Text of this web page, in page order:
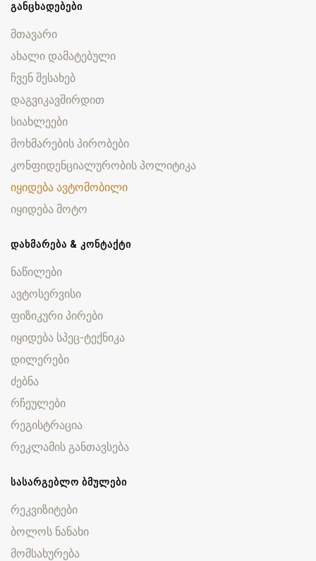
ᲒᲐᲜᲪᲮᲐᲓᲔᲑᲔᲑᲘ
მთავარი
ახალი დამატებული
ჩვენ შესახებ
დაგვიკავშირდით
სიახლეები
მოხმარების პირობები
კონფიდენციალურობის პოლიტიკა
იყიდება ავტომობილი
იყიდება მოტო
ᲓᲐᲮᲛᲐᲠᲔᲑᲐ & ᲙᲝᲜᲢᲐᲥᲢᲘ
ნაწილები
ავტოსერვისი
ფიზიკური პირები
იყიდება სპეც-ტექნიკა
დილერები
ძებნა
რჩეულები
რეგისტრაცია
რეკლამის განთავსება
ᲡᲐᲡᲐᲠᲒᲔᲑᲚᲝ ᲑᲛᲣᲚᲔᲑᲘ
რეკვიზიტები
ბოლოს ნანახი
მომსახურება